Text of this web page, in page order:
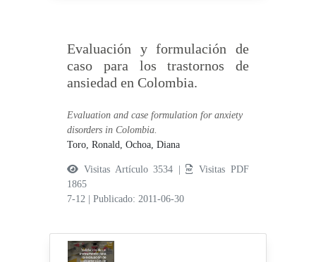
Evaluación y formulación de
caso para los trastornos de
ansiedad en Colombia.
Evaluation and case formulation for anxiety
disorders in Colombia.
Toro, Ronald,Ochoa, Diana
Visitas Artículo 3534 |
Visitas PDF
1865
7-12
|Publicado: 2011-06-30